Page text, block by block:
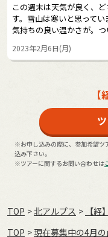
この週末は天気が良く、
す。雪山は寒いと思って
気持ちの良い温かさが。
2023年2月6日(月)
※お申し込みの際に、参加希望ツ
込み下さい。
※ツアーに関するお問い合わせは
TOP 北アルプス
【
TOP
現在募集中の4月